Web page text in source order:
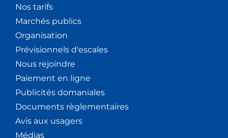
Nos tarifs
Marchés publics
Organisation
Prévisionnels d'escales
Nous rejoindre
Paiement en ligne
Publicités domaniales
Documents règlementaires
Avis aux usagers
Médias